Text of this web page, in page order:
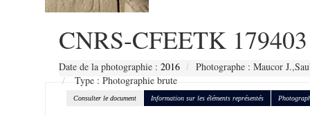
CNRS-CFEETK 179403
Date de la photographie : 2016
Photographe : Maucor
Type : Photographie brute
Consulter le document Information sur les éléments représentés